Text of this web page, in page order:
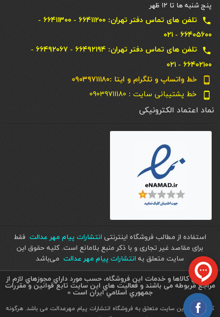
پنج شنبه ها تا ۱۲ ظهر
local_phone
تلفن های تماس دفتر تهران: ۶۶۴۱۱۲۰۰ - ۶۶۴۱۱۳۰۰ -
۶۶۴۰۵۶۰۰ - ۰۲۱
local_phone
تلفن های تماس دفتر تهران: ۶۶۴۹۲۱۹۴ - ۶۶۴۹۲۰۶۷ -
۶۶۴۰۲۱۰۰ - ۰۲۱
phone_android خط واتساپ و تلگرام و ایتا :۰۹۰۳۹۷۱۱۱۸۰
phone_android خط پشتیبانی سایت : ۰۹۰۳۹۷۱۱۱۸۰
نماد اعتماد الکترونیکی
استفاده از مطالب فروشگاه اینترنتی انتشارات پیام مهر عدالت فقط
برای مقاصد غیر تجاری و با ذکر منبع بلامانع است. کليه حقوق اين
سايت متعلق به انتشارات پیام مهر عدالت می‌باشد
« تمامي كالاها و خدمات اين فروشگاه، حسب مورد داراي مجوزهاي لازم از
مراجع مربوطه می باشند و فعاليت هاي اين سايت تابع قوانين و مقررات
جمهوري اسلامي ايران است »
کلیه حقوق این سایت متعلق به فروشگاه انتشارات پیام مهرعدالت می باشد. هرگونه